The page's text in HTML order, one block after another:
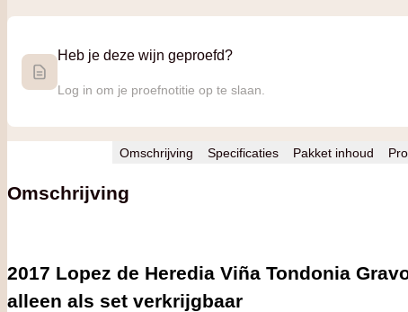
Heb je deze wijn geproefd?
Log in om je proefnotitie op te slaan.
Omschrijving Specificaties Pakket inhoud
Omschrijving
2017 Lopez de Heredia Viña Tondonia
alleen als set verkrijgbaar